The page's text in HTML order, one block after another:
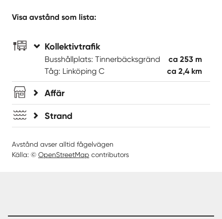
Visa avstånd som lista:
Kollektivtrafik
Busshållplats: Tinnerbäcksgränd
ca 253 m
Tåg: Linköping C
ca 2,4 km
Affär
Strand
Avstånd avser alltid fågelvägen
Källa: © OpenStreetMap contributors